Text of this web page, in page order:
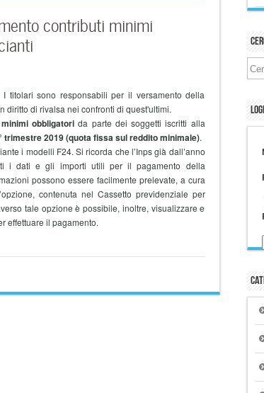
contributi minimi
I titolari sono responsabili per il versamento della
diritto di rivalsa nei confronti di quest'ultimi.
obbligatori da parte dei soggetti iscritti alla
trimestre 2019(quota fissa sul reddito minimale).
i modelli F24. Si ricorda che l’Inps già dall’anno
i dati e gli importi utili per il pagamento della
possono essere facilmente prelevate, a cura
contenuta nel Cassetto previdenziale per
tale opzione è possibile, inoltre, visualizzare e
effettuare il pagamento.